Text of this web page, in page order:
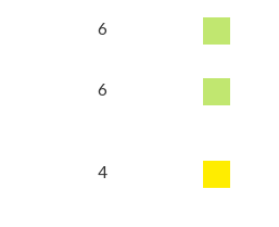
6
6
4